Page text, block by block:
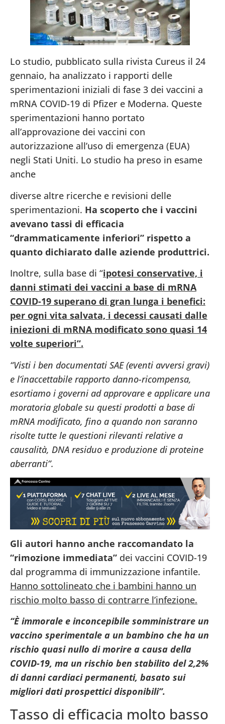
Lo studio, pubblicato sulla rivista Cureus il 24
gennaio, ha analizzato i rapporti delle
sperimentazioni iniziali di fase 3 dei vaccini a
mRNA COVID-19 di Pfizer e Moderna. Queste
sperimentazioni hanno portato
all’approvazione dei vaccini con
autorizzazione all’uso di emergenza (EUA)
negli Stati Uniti. Lo studio ha preso in esame
anche
diverse altre ricerche e revisioni delle
sperimentazioni. Ha scoperto che i vaccini
avevano tassi di efficacia
“drammaticamente inferiori” rispetto a
quanto dichiarato dalle aziende produttrici.
Inoltre, sulla base di “ipotesi conservative, i
danni stimati dei vaccini a base di mRNA
COVID-19 superano di gran lunga i benefici:
per ogni vita salvata, i decessi causati dalle
iniezioni di mRNA modificato sono quasi 14
volte superiori”.
“Visti i ben documentati SAE (eventi avversi gravi)
e l’inaccettabile rapporto danno-ricompensa,
esortiamo i governi ad approvare e applicare una
moratoria globale su questi prodotti a base di
mRNA modificato, fino a quando non saranno
risolte tutte le questioni rilevanti relative a
causalità, DNA residuo e produzione di proteine
aberranti”.
Gli autori hanno anche raccomandato la
“rimozione immediata” dei vaccini COVID-19
dal programma di immunizzazione infantile.
Hanno sottolineato che i bambini hanno un
rischio molto basso di contrarre l’infezione.
“È immorale e inconcepibile somministrare un
vaccino sperimentale a un bambino che ha un
rischio quasi nullo di morire a causa della
COVID-19, ma un rischio ben stabilito del 2,2%
di danni cardiaci permanenti, basato sui
migliori dati prospettici disponibili”.
Tasso di efficacia molto basso